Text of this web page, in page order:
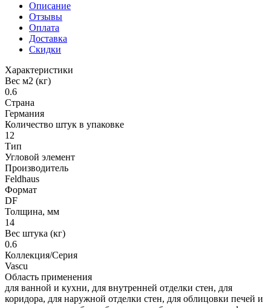
Описание
Отзывы
Оплата
Доставка
Скидки
Характеристики
Вес м2 (кг)
0.6
Страна
Германия
Количество штук в упаковке
12
Тип
Угловой элемент
Производитель
Feldhaus
Формат
DF
Толщина, мм
14
Вес штука (кг)
0.6
Коллекция/Серия
Vascu
Область применения
для ванной и кухни, для внутренней отделки стен, для
коридора, для наружной отделки стен, для облицовки печей и